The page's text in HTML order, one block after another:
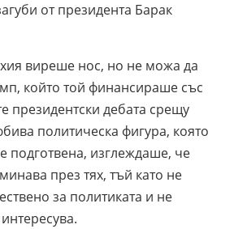
от президента Барак
виреше нос, но не можа да
който той финансираше със
президентски дебата срещу
политическа фигура, която
подготвена, изглеждаше, че
през тях, тъй като не
за политиката и не